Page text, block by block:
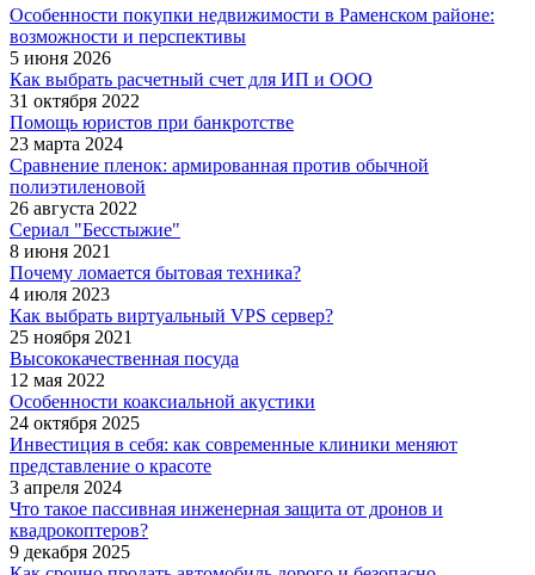
Особенности покупки недвижимости в Раменском районе:
возможности и перспективы
5 июня 2026
Как выбрать расчетный счет для ИП и ООО
31 октября 2022
Помощь юристов при банкротстве
23 марта 2024
Сравнение пленок: армированная против обычной
полиэтиленовой
26 августа 2022
Сериал "Бесстыжие"
8 июня 2021
Почему ломается бытовая техника?
4 июля 2023
Как выбрать виртуальный VPS сервер?
25 ноября 2021
Высококачественная посуда
12 мая 2022
Особенности коаксиальной акустики
24 октября 2025
Инвестиция в себя: как современные клиники меняют
представление о красоте
3 апреля 2024
Что такое пассивная инженерная защита от дронов и
квадрокоптеров?
9 декабря 2025